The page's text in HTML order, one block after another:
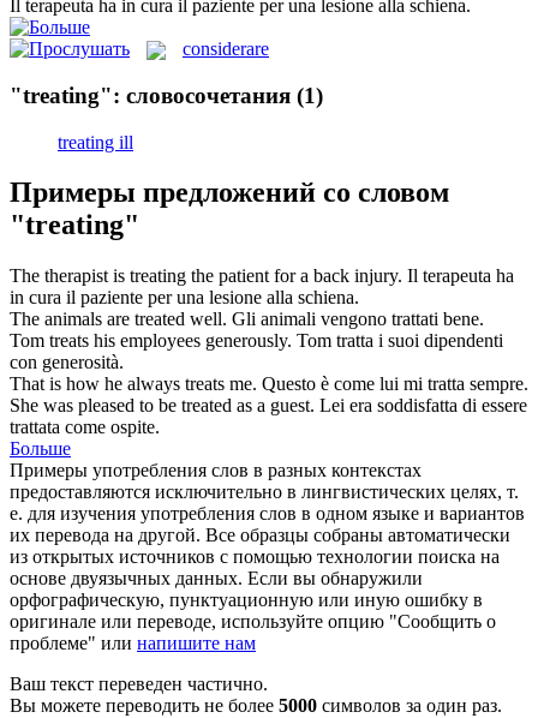
Il terapeuta ha in cura il paziente per una lesione alla schiena.
considerare
"treating": словосочетания (1)
treating ill
Примеры предложений со словом
"treating"
The therapist is treating the patient for a back injury. Il terapeuta ha
in cura il paziente per una lesione alla schiena.
The animals are treated well. Gli animali vengono trattati bene.
Tom treats his employees generously. Tom tratta i suoi dipendenti
con generosità.
That is how he always treats me. Questo è come lui mi tratta sempre.
She was pleased to be treated as a guest. Lei era soddisfatta di essere
trattata come ospite.
Больше
Примеры употребления слов в разных контекстах
предоставляются исключительно в лингвистических целях, т.
е. для изучения употребления слов в одном языке и вариантов
их перевода на другой. Все образцы собраны автоматически
из открытых источников с помощью технологии поиска на
основе двуязычных данных. Если вы обнаружили
орфографическую, пунктуационную или иную ошибку в
оригинале или переводе, используйте опцию "Сообщить о
проблеме" или напишите нам
Ваш текст переведен частично.
Вы можете переводить не более 5000 символов за один раз.